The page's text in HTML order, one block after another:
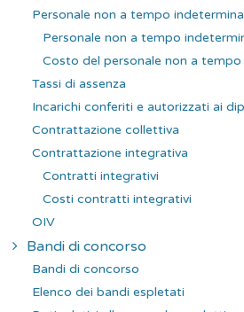
Personale non a tempo
Personale non a tempo
Costo del personale non a
Tassi di assenza
Incarichi conferiti e autorizzati ai
Contrattazione collettiva
Contrattazione integrativa
Contratti integrativi
Costi contratti integrativi
OIV
Bandi di concorso
Bandi di concorso
Elenco dei bandi espletati